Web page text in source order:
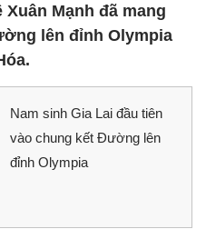
Mạnh đã mang
lên đỉnh Olympia
Nam sinh Gia Lai đầu tiên
vào chung kết Đường lên
đỉnh Olympia